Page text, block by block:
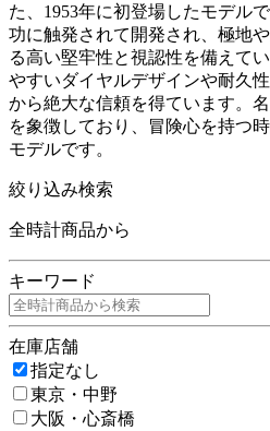
た、1953年に初登場したモデル
功に触発されて開発され、極地
る高い堅牢性と視認性を備えて
やすいダイヤルデザインや耐久
から絶大な信頼を得ています。
を象徴しており、冒険心を持つ
モデルです。
絞り込み検索
全時計商品から
キーワード
在庫店舗
指定なし
東京・中野
大阪・心斎橋